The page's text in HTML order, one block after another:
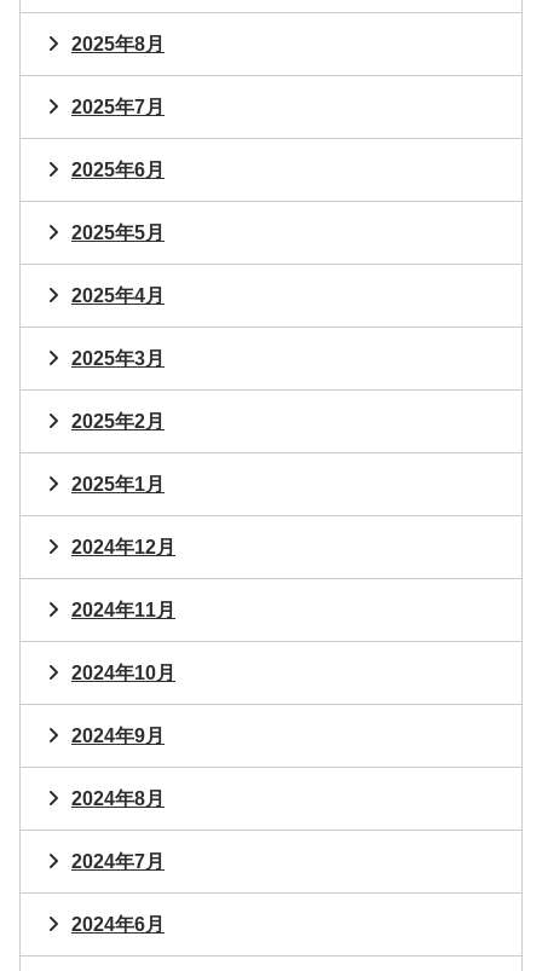
2025年8月
2025年7月
2025年6月
2025年5月
2025年4月
2025年3月
2025年2月
2025年1月
2024年12月
2024年11月
2024年10月
2024年9月
2024年8月
2024年7月
2024年6月